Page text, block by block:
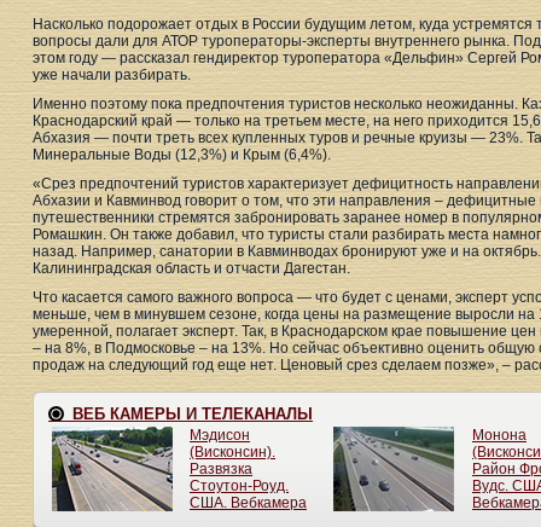
Насколько подорожает отдых в России будущим летом, куда
вопросы дали для АТОР туроператоры-эксперты внутреннего рынка.
этом году — рассказал гендиректор туроператора «Дельфин» Сергей
уже начали разбирать.
Именно поэтому пока предпочтения туристов несколько неожиданны.
Краснодарский край — только на третьем месте, на него приходится
Абхазия — почти треть всех купленных туров и речные круизы — 23%.
Минеральные Воды (12,3%) и Крым (6,4%).
«Срез предпочтений туристов характеризует дефицитность
Абхазии и Кавминвод говорит о том, что эти направления –
путешественники стремятся забронировать заранее номер в
Ромашкин. Он также добавил, что туристы стали разбирать места
назад. Например, санатории в Кавминводах бронируют уже и на
Калининградская область и отчасти Дагестан.
Что касается самого важного вопроса — что будет с ценами, эксперт
меньше, чем в минувшем сезоне, когда цены на размещение выросли на
умеренной, полагает эксперт. Так, в Краснодарском крае повышение
– на 8%, в Подмосковье – на 13%. Но сейчас объективно оценить
продаж на следующий год еще нет. Ценовый срез сделаем позже», –